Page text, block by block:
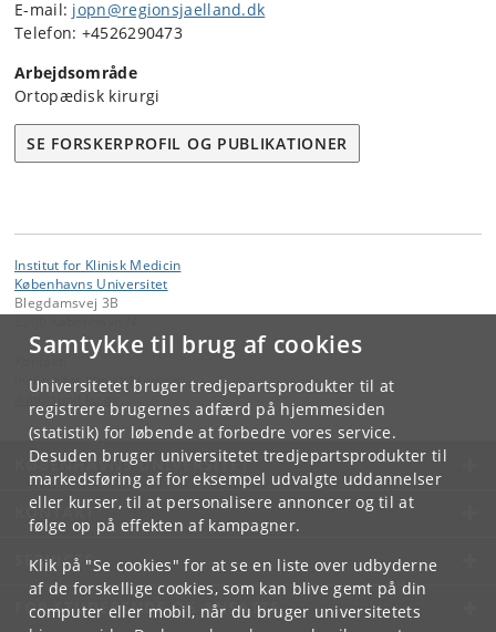
Samtykke til brug af cookies
Universitetet bruger tredjepartsprodukter til at
registrere brugernes adfærd på hjemmesiden
(statistik) for løbende at forbedre vores service.
Desuden bruger universitetet tredjepartsprodukter til
markedsføring af for eksempel udvalgte uddannelser
eller kurser, til at personalisere annoncer og til at
følge op på effekten af kampagner.
Klik på "Se cookies" for at se en liste over udbyderne
af de forskellige cookies, som kan blive gemt på din
computer eller mobil, når du bruger universitetets
E-mail: jopn@regionsjaelland.dk
Telefon: +4526290473
Arbejdsområde
Ortopædisk kirurgi
SE FORSKERPROFIL OG PUBLIKATIONER
Institut for Klinisk Medicin
Københavns Universitet
Blegdamsvej 3B
Institut for Klinisk Medicin
KØBENHAVNS UNIVERSITET
KONTAKT
SERVICES
FOR STUDERENDE OG ANSATTE